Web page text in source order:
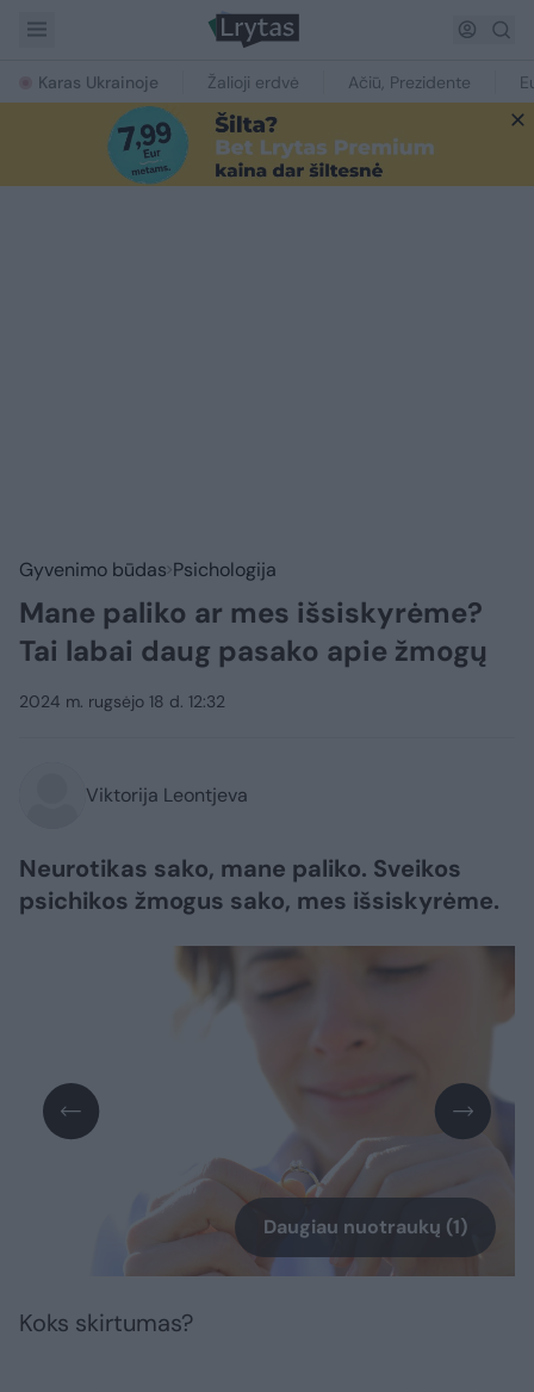
Karas Ukrainoje Žalioji erdvė Ačiū, Prezidente
Gyvenimo būdas Psichologija
Mane paliko ar mes išsiskyrėme?
Tai labai daug pasako apie žmogų
2024 m. rugsėjo 18 d. 12:32
Viktorija Leontjeva
Neurotikas sako, mane paliko. Sveikos
psichikos žmogus sako, mes išsiskyrėme.
Daugiau nuotraukų (1)
Koks skirtumas?